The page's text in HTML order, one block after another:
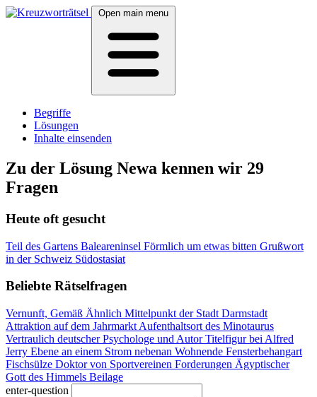
Open main menu
Begriffe
Lösungen
Inhalte einsenden
Zu der Lösung Newa kennen wir 29
Fragen
Heute oft gesucht
Teil des Gartens Baleareninsel Förmlich um etwas bitten Grußwort
in der Schweiz Südostasiat
Beliebte Rätselfragen
Vernunft, Gemäß Ähnlich Mittelpunkt der Stadt Darmstadt
Attraktion auf dem Jahrmarkt Aufenthaltsort des Minotaurus
Vertraulich deutscher Psychologe und AutorTitelfigur bei Alfred
Jerry Ebene an einem Strom nebenan Wohnende Fensterbehangart
Fischsülze Doktor von Sportvereinen Forderungen Ägyptischer
Gott des Himmels Beilage
enter-question